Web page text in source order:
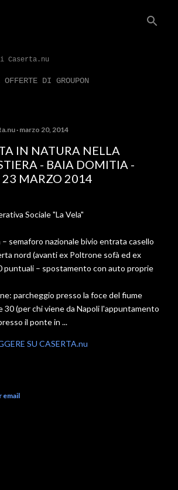
OFFERTE DI GROUPON
marzo 20, 2014
IN NATURA NELLA
- BAIA DOMITIA -
MARZO 2014
Sociale "La Vela"
semaforo nazionale bivio entrata casello
nord (avanti ex Poltrone sofà ed ex
puntuali – spostamento con auto proprie
parcheggio presso la foce del fiume
30 (per chi viene da Napoli l'appuntamento
il ponte in ...
SU CASERTA.nu
email